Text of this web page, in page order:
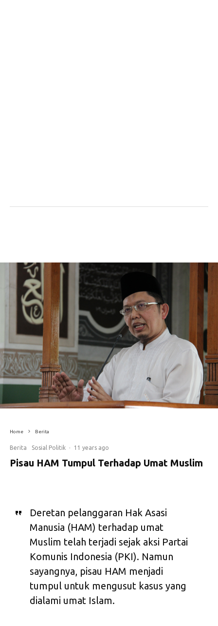
Home Berita
Berita Sosial Politik · 11 years ago
Pisau HAM Tumpul Terhadap Umat Muslim
Deretan pelanggaran Hak Asasi
Manusia (HAM) terhadap umat
Muslim telah terjadi sejak aksi Partai
Komunis Indonesia (PKI). Namun
sayangnya, pisau HAM menjadi
tumpul untuk mengusut kasus yang
dialami umat Islam.